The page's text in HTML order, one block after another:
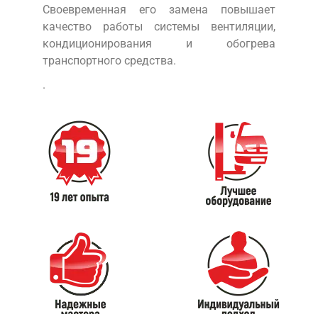
Своевременная его замена повышает
качество работы системы вентиляции,
кондиционирования и обогрева
транспортного средства.
.